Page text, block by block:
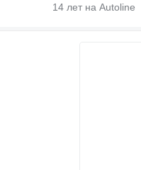
14 лет на Autoline